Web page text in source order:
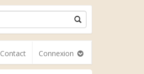
Contact Connexion